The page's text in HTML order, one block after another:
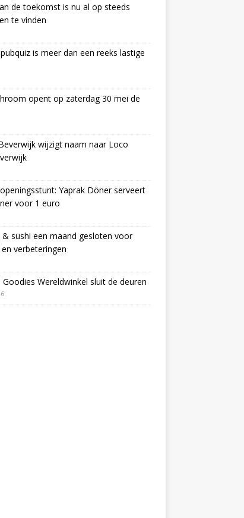
de toekomst is nu al op steeds
te vinden
is meer dan een reeks lastige
opent op zaterdag 30 mei de
wijzigt naam naar Loco
Yaprak Döner serveert
voor 1 euro
& sushi een maand gesloten voor
verbeteringen
Goodies Wereldwinkel sluit de deuren